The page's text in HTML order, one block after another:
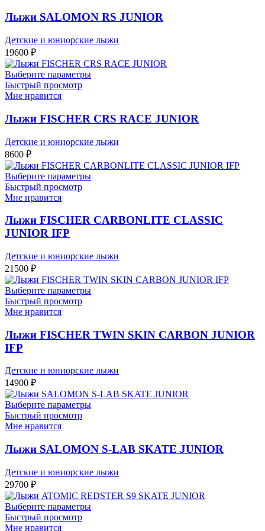
Лыжи SALOMON RS JUNIOR
Детские и юниорские лыжи
19600 ₽
Выберите параметры
Быстрый просмотр
Мне нравится
Лыжи FISCHER CRS RACE JUNIOR
Детские и юниорские лыжи
8600 ₽
Выберите параметры
Быстрый просмотр
Мне нравится
Лыжи FISCHER CARBONLITE CLASSIC
JUNIOR IFP
Детские и юниорские лыжи
21500 ₽
Выберите параметры
Быстрый просмотр
Мне нравится
Лыжи FISCHER TWIN SKIN CARBON JUNIOR
IFP
Детские и юниорские лыжи
14900 ₽
Выберите параметры
Быстрый просмотр
Мне нравится
Лыжи SALOMON S-LAB SKATE JUNIOR
Детские и юниорские лыжи
29700 ₽
Выберите параметры
Быстрый просмотр
Мне нравится